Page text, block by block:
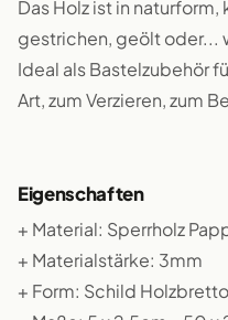
Das Holz ist in
gestrichen, geölt oder...
Ideal als Bastelzubehör
Art, zum Verzieren, zum
Eigenschaften
+ Material: Sperrholz
+ Materialstärke: 3mm
+ Form: Schild